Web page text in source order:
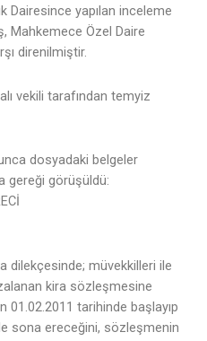
Dairesince yapılan inceleme
Mahkemece Özel Daire
direnilmiştir.
vekili tarafından temyiz
dosyadaki belgeler
gereği görüşüldü:
dilekçesinde; müvekkilleri ile
kira sözleşmesine
01.02.2011 tarihinde başlayıp
sona ereceğini, sözleşmenin